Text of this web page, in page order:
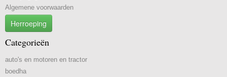
Algemene voorwaarden
Herroeping
Categorieën
auto's en motoren en tractor
boedha